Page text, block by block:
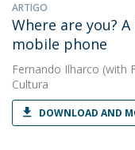
ARTIGO
Where are you?
mobile phone
Fernando Ilharco (with
Cultura
DOWNLOAD AND